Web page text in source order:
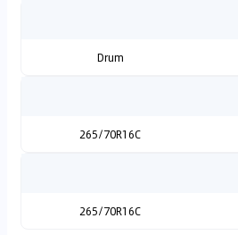
Drum
265/70R16C
265/70R16C